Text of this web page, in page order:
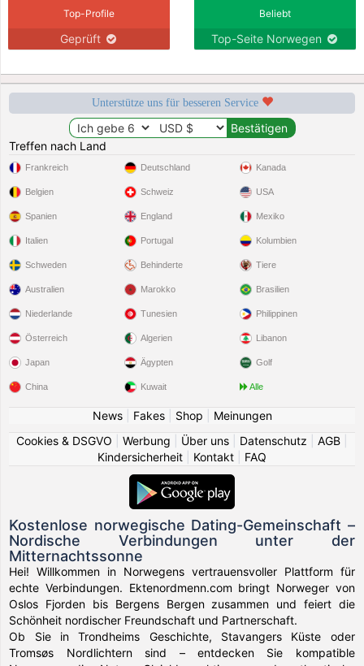
Top-Profile
Geprüft
Beliebt
Top-Seite Norwegen
Unterstütze uns für besseren Service
Treffen nach Land
Frankreich
Belgien
Spanien
Italien
Schweden
Deutschland
Schweiz
England
Portugal
Behinderte
Kanada
USA
Mexiko
Kolumbien
Tiere
Australien
Niederlande
Österreich
Japan
China
Marokko
Tunesien
Algerien
Ägypten
Kuwait
Brasilien
Philippinen
Libanon
Golf
Alle
News| Fakes| Shop
Meinungen
Cookies & DSGVO
Werbung Über uns Datenschutz AGB
Kindersicherheit
Kontakt FAQ
Kostenlose norwegische Dating-Gemeinschaft –
Nordische Verbindungen unter der
Mitternachtssonne
Hei! Willkommen in Norwegens vertrauensvoller Plattform für
echte Verbindungen. Ektenordmenn.com bringt Norweger von
Oslos Fjorden bis Bergens Bergen zusammen und feiert die
Schönheit nordischer Freundschaft und Partnerschaft.
Ob Sie in Trondheims Geschichte, Stavangers Küste oder
Tromsøs Nordlichtern sind – entdecken Sie kompatible